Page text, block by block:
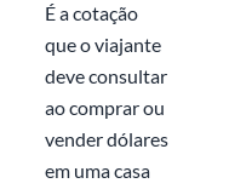
É a cotação
que o viajante
deve consultar
ao comprar ou
vender dólares
em uma casa